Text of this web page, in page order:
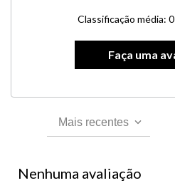
Classificação média: 0
Mais recentes
Nenhuma avaliação